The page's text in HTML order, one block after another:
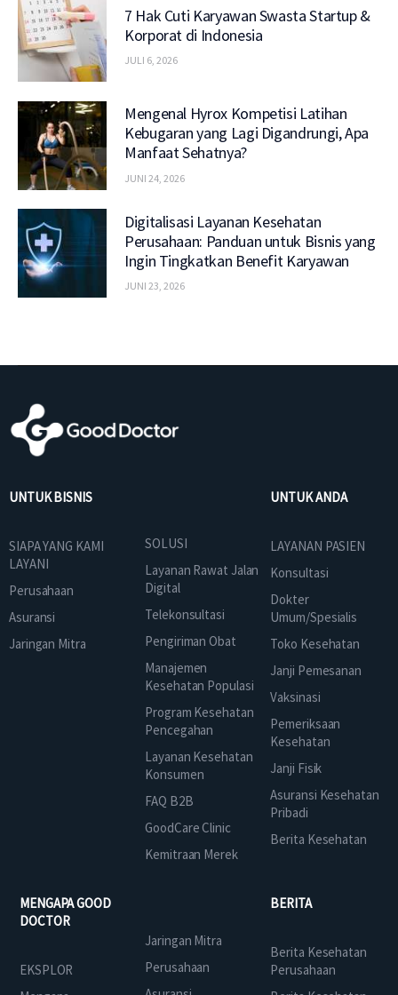
7 Hak Cuti Karyawan Swasta Startup &
Korporat di Indonesia
JULI 6, 2026
Mengenal Hyrox Kompetisi Latihan
Kebugaran yang Lagi Digandrungi, Apa
Manfaat Sehatnya?
JUNI 24, 2026
Digitalisasi Layanan Kesehatan
Perusahaan: Panduan untuk Bisnis yang
Ingin Tingkatkan Benefit Karyawan
JUNI 23, 2026
UNTUK BISNIS
SIAPA YANG KAMI
LAYANI
Perusahaan
Asuransi
Jaringan Mitra
SOLUSI
Layanan Rawat Jalan
Digital
Telekonsultasi
Pengiriman Obat
Manajemen
Kesehatan Populasi
Program Kesehatan
Pencegahan
Layanan Kesehatan
Konsumen
FAQ B2B
GoodCare Clinic
Kemitraan Merek
UNTUK ANDA
LAYANAN PASIEN
Konsultasi
Dokter
Umum/Spesialis
Toko Kesehatan
Janji Pemesanan
Vaksinasi
Pemeriksaan
Kesehatan
Janji Fisik
Asuransi Kesehatan
Pribadi
Berita Kesehatan
MENGAPA GOOD
DOCTOR
EKSPLOR
Jaringan Mitra
Perusahaan
BERITA
Berita Kesehatan
Perusahaan